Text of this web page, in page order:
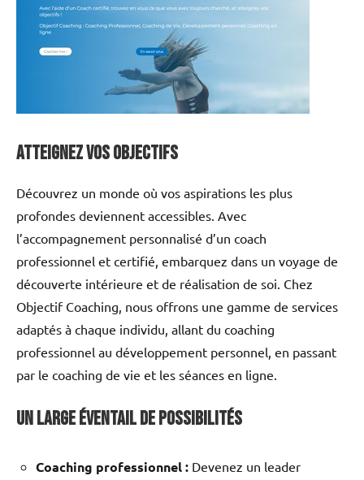
Atteignez vos objectifs
Découvrez un monde où vos aspirations les plus
profondes deviennent accessibles. Avec
l’accompagnement personnalisé d’un coach
professionnel et certifié, embarquez dans un voyage de
découverte intérieure et de réalisation de soi. Chez
Objectif Coaching, nous offrons une gamme de services
adaptés à chaque individu, allant du coaching
professionnel au développement personnel, en passant
par le coaching de vie et les séances en ligne.
Un large éventail de possibilités
Coaching professionnel : Devenez un leader